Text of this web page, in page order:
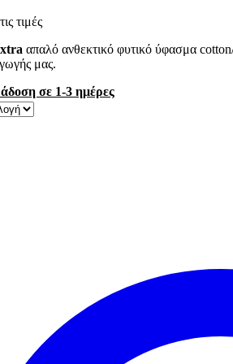
τιμές
απαλό ανθεκτικό φυτικό ύφασμα
μας.
σε 1-3 ημέρες